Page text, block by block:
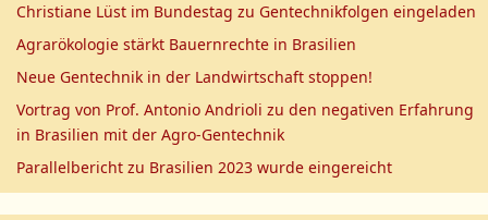
Christiane Lüst im Bundestag zu Gentechnikfolgen eingeladen
Agrarökologie stärkt Bauernrechte in Brasilien
Neue Gentechnik in der Landwirtschaft stoppen!
Vortrag von Prof. Antonio Andrioli zu den negativen Erfahrung
in Brasilien mit der Agro-Gentechnik
Parallelbericht zu Brasilien 2023 wurde eingereicht